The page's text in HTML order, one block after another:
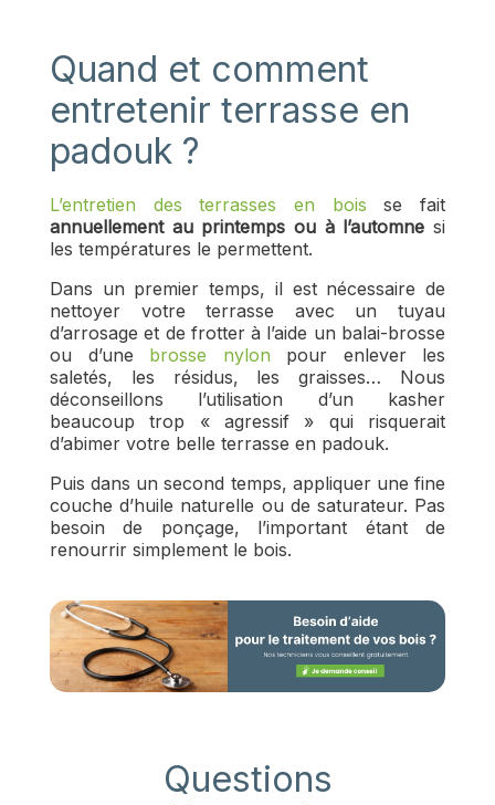
Quand et comment
entretenir terrasse en
padouk ?
L’entretien des terrasses en bois se fait
annuellement au printemps ou à l’automne si
les températures le permettent.
Dans un premier temps, il est nécessaire de
nettoyer votre terrasse avec un tuyau
d’arrosage et de frotter à l’aide un balai-brosse
ou d’une brosse nylon pour enlever les
saletés, les résidus, les graisses… Nous
déconseillons l’utilisation d’un kasher
beaucoup trop « agressif » qui risquerait
d’abimer votre belle terrasse en padouk.
Puis dans un second temps, appliquer une fine
couche d’huile naturelle ou de saturateur. Pas
besoin de ponçage, l’important étant de
renourrir simplement le bois.
Questions